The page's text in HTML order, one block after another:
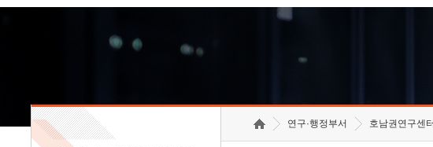
연구·행정부서 호남권연구센터